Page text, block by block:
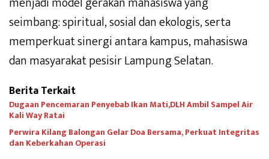
seimbang: spiritual, sosial dan ekologis, serta
memperkuat sinergi antara kampus, mahasiswa
dan masyarakat pesisir Lampung Selatan.
Berita Terkait
Dugaan Pencemaran Penyebab Ikan Mati,DLH Ambil Sampel Air
Kali Way Ratai
Perwira Kilang Balongan Gelar Doa Bersama, Perkuat Integritas
dan Keberkahan Operasi